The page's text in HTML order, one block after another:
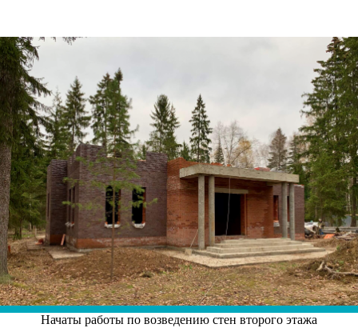
Начаты работы по возведению стен второго этажа